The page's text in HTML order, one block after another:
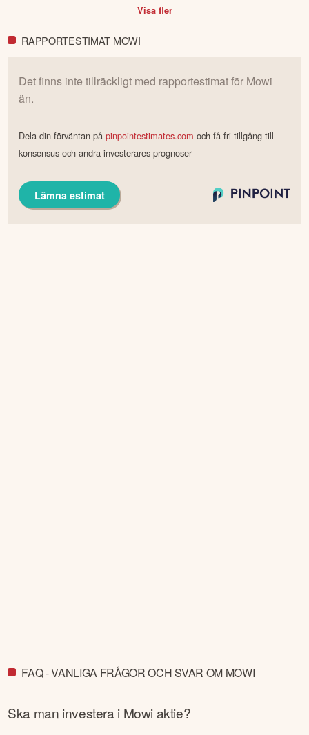
Visa fler
RAPPORTESTIMAT MOWI
Det finns inte tillräckligt med rapportestimat för Mowi
än.
Dela din förväntan påpinpointestimates.com och få fri tillgång till
konsensus och andra investerares prognoser
Lämna estimat
FAQ - VANLIGA FRÅGOR OCH SVAR OM MOWI
Ska man investera i Mowiaktie?